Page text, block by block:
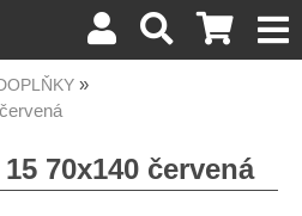
70x140 červená